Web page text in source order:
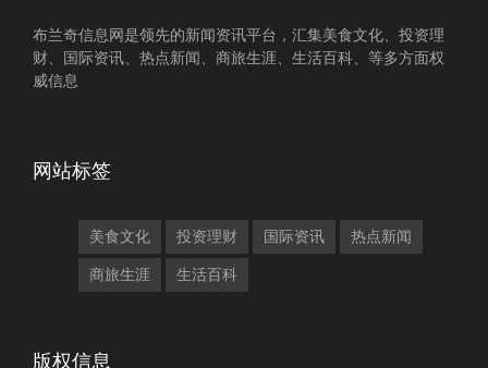
布兰奇信息网是领先的新闻资讯平台，汇集美食文化、投资理
财、国际资讯、热点新闻、商旅生涯、生活百科、等多方面权
威信息
网站标签
美食文化 投资理财 国际资讯 热点新闻
商旅生涯 生活百科
版权信息